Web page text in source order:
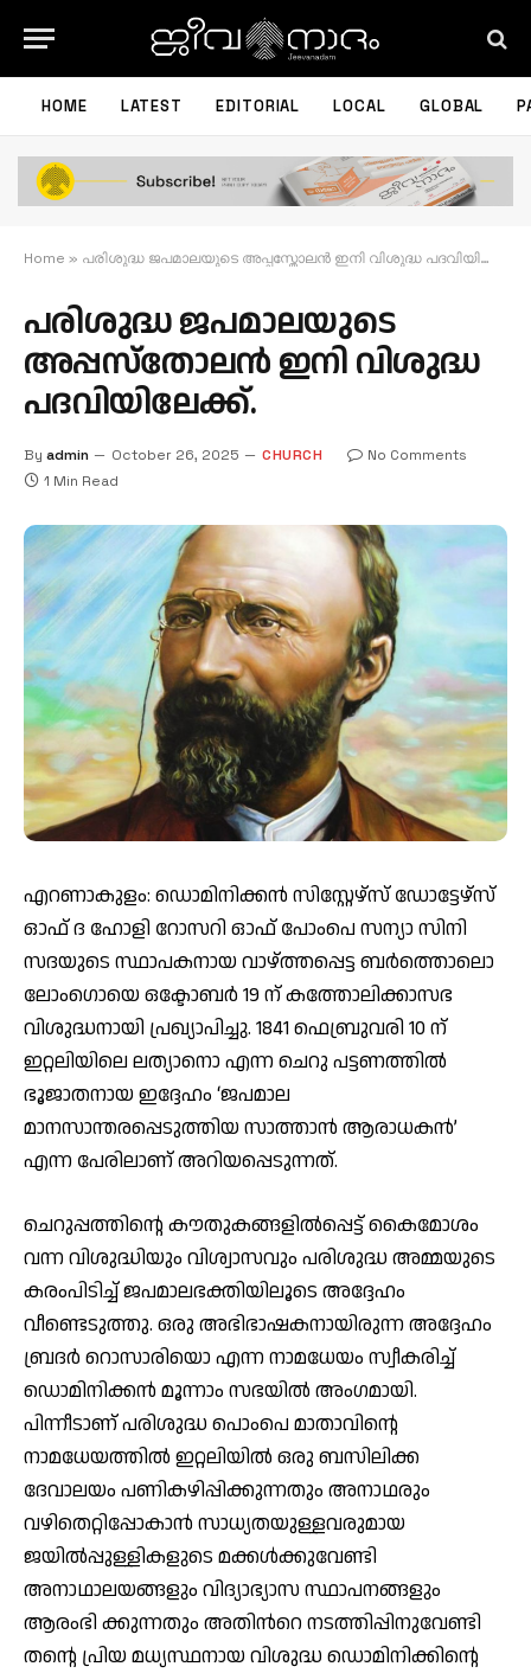
HOME LATEST EDITORIAL LOCAL GLOBAL
Home » പരിശുദ്ധ ജപമാലയുടെ അപ്പസ്തോലൻ ഇനി വിശുദ്ധ പദവിയിലേക്ക്.
പരിശുദ്ധ ജപമാലയുടെ
അപ്പസ്തോലൻ ഇനി വിശുദ്ധ
പദവിയിലേക്ക്.
By admin October 26, 2025 CHURCH
No Comments
1 Min Read
എറണാകുളം: ഡൊമിനിക്കൻ സിസ്റ്റേഴ്‌സ് ഡോട്ടേഴ്‌സ്
ഓഫ് ദ ഹോളി റോസറി ഓഫ് പോംപെ സന്യാ സിനി
സദയുടെ സ്ഥാപകനായ വാഴ്ത്തപ്പെട്ട ബർത്തൊലൊ
ലോംഗൊയെ ഒക്ടോബർ 19 ന് കത്തോലിക്കാസഭ
വിശുദ്ധനായി പ്രഖ്യാപിച്ചു. 1841 ഫെബ്രുവരി 10 ന്
ഇറ്റലിയിലെ ലത്യാനൊ എന്ന ചെറു പട്ടണത്തിൽ
ഭൂജാതനായ ഇദ്ദേഹം ‘ജപമാല
മാനസാന്തരപ്പെടുത്തിയ സാത്താൻ ആരാധകൻ’
എന്ന പേരിലാണ് അറിയപ്പെടുന്നത്.
ചെറുപ്പത്തിൻ്റെ കൗതുകങ്ങളിൽപ്പെട്ട് കൈമോശം
വന്ന വിശുദ്ധിയും വിശ്വാസവും പരിശുദ്ധ അമ്മയുടെ
കരംപിടിച്ച് ജപമാലഭക്തിയിലൂടെ അദ്ദേഹം
വീണ്ടെടുത്തു. ഒരു അഭിഭാഷകനായിരുന്ന അദ്ദേഹം
ബ്രദർ റൊസാരിയൊ എന്ന നാമധേയം സ്വീകരിച്ച്
ഡൊമിനിക്കൻ മൂന്നാം സഭയിൽ അംഗമായി.
പിന്നീടാണ് പരിശുദ്ധ പൊംപെ മാതാവിൻ്റെ
നാമധേയത്തിൽ ഇറ്റലിയിൽ ഒരു ബസിലിക്ക
ദേവാലയം പണികഴിപ്പിക്കുന്നതും അനാഥരും
വഴിതെറ്റിപ്പോകാൻ സാധ്യതയുള്ളവരുമായ
ജയിൽപ്പുള്ളികളുടെ മക്കൾക്കുവേണ്ടി
അനാഥാലയങ്ങളും വിദ്യാഭ്യാസ സ്ഥാപനങ്ങളും
ആരംഭി ക്കുന്നതും അതിൻറെ നടത്തിപ്പിനുവേണ്ടി
തൻ്റെ പ്രിയ മധ്യസ്ഥനായ വിശുദ്ധ ഡൊമിനിക്കിന്റെ